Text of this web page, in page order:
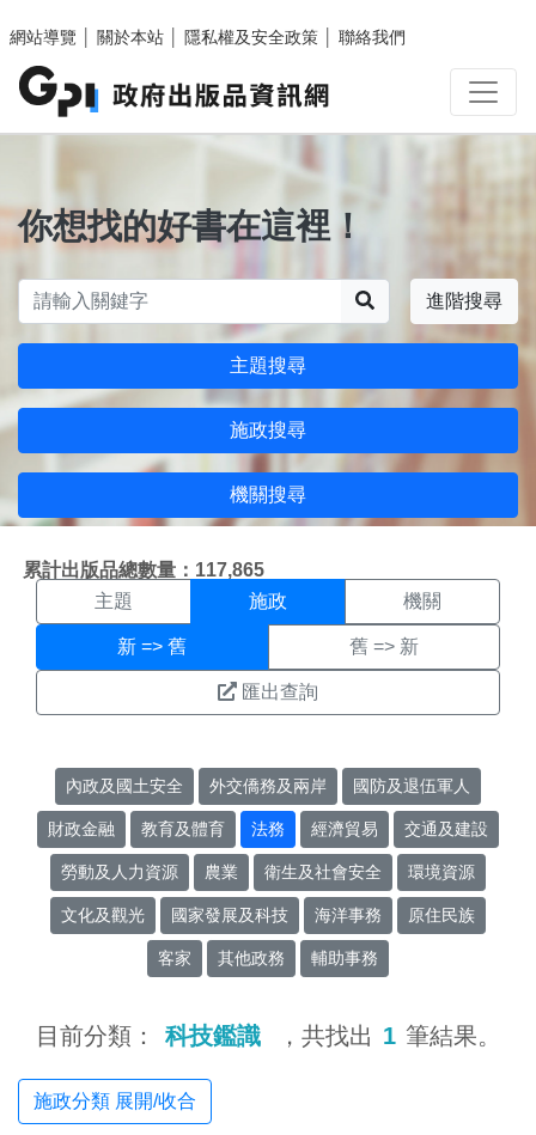
網站導覽
關於本站 隱私權及安全政策 聯絡我們
你想找的好書在這裡！
進階搜尋
主題搜尋
施政搜尋
機關搜尋
累計出版品總數量：117,865
施政搜尋結果頁面
主題 施政 機關
新 => 舊 舊 => 新
匯出查詢
內政及國土安全 外交僑務及兩岸 國防及退伍軍人
財政金融 教育及體育 法務 經濟貿易 交通及建設
勞動及人力資源 農業 衛生及社會安全 環境資源
文化及觀光 國家發展及科技 海洋事務 原住民族
客家 其他政務 輔助事務
目前分類： 科技鑑識 ，共找出 1 筆結果。
施政分類 展開/收合